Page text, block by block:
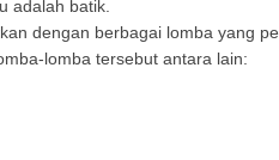
adalah batik.
dengan berbagai lomba yang
lomba tersebut antara lain: